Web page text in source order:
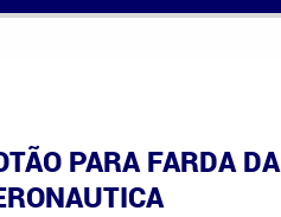
PARA FARDA DA